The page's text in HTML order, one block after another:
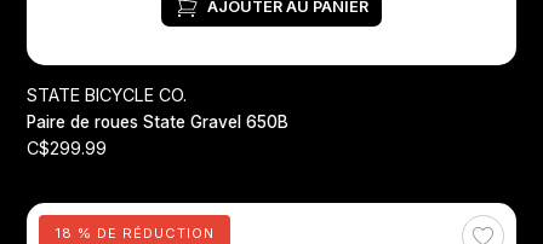
AJOUTER AU PANIER
STATE BICYCLE CO.
Paire de roues State Gravel 650B
C$299.99
18 % DE RÉDUCTION